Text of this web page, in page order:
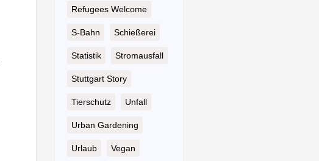
Refugees Welcome
S-Bahn Schießerei
Statistik Stromausfall
Stuttgart Story
Tierschutz Unfall
Urban Gardening
Urlaub Vegan